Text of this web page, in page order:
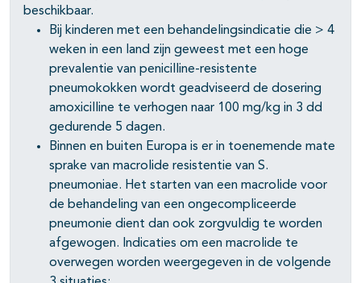
beschikbaar.
Bij kinderen met een behandelingsindicatie die > 4
weken in een land zijn geweest met een hoge
prevalentie van penicilline-resistente
pneumokokken wordt geadviseerd de dosering
amoxicilline te verhogen naar 100 mg/kg in 3 dd
gedurende 5 dagen.
Binnen en buiten Europa is er in toenemende mate
sprake van macrolide resistentie van S.
pneumoniae. Het starten van een macrolide voor
de behandeling van een ongecompliceerde
pneumonie dient dan ook zorgvuldig te worden
afgewogen. Indicaties om een macrolide te
overwegen worden weergegeven in de volgende